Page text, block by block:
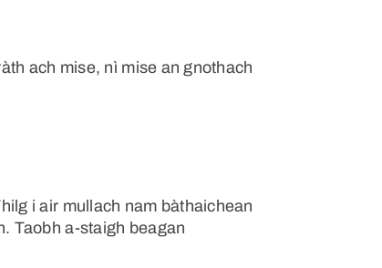
ach mise, nì mise an gnothach
i air mullach nam bàthaichean
Taobh a-staigh beagan